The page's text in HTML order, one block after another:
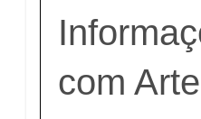
com Arte